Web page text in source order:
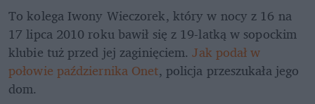
To kolega Iwony Wieczorek, który w nocy z 16 na
17 lipca 2010 roku bawił się z 19-latką w sopockim
klubie tuż przed jej zaginięciem. Jak podał w
połowie października Onet, policja przeszukała jego
dom.